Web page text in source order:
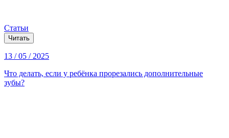
Статьи
Читать
13 / 05 / 2025
Что делать, если у ребёнка прорезались дополнительные
зубы?